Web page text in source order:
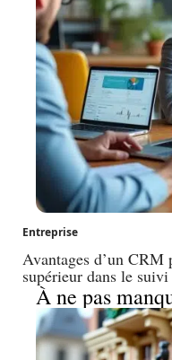
Entreprise
Avantages d’un
supérieur dans le suivi
À ne pas